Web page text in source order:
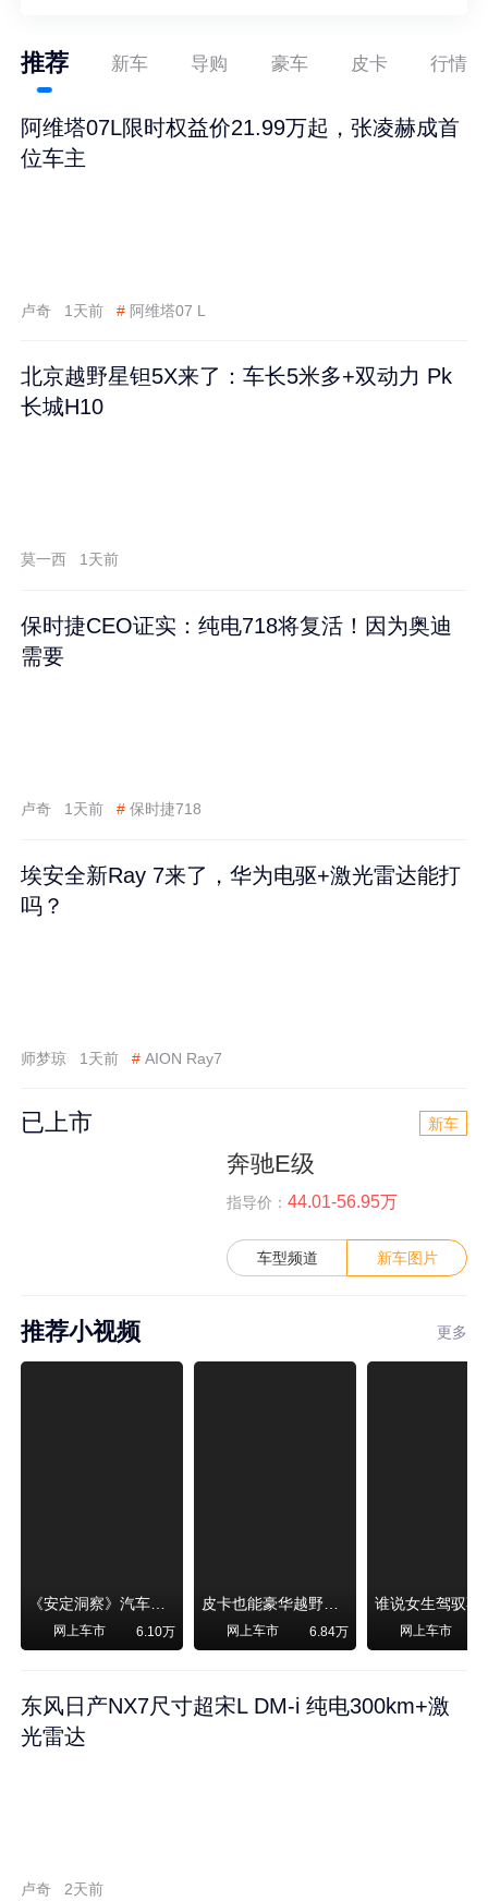
推荐 新车 导购 豪车 皮卡 行情
阿维塔07L限时权益价21.99万起，张凌赫成首
位车主
卢奇 1天前 # 阿维塔07 L
北京越野星钽5X来了：车长5米多+双动力 Pk
长城H10
莫一西 1天前
保时捷CEO证实：纯电718将复活！因为奥迪
需要
卢奇 1天前 # 保时捷718
埃安全新Ray 7来了，华为电驱+激光雷达能打
吗？
师梦琼 1天前 # AION Ray7
已上市 新车
奔驰E级
指导价： 44.01-56.95万
车型频道 新车图片
推荐小视频 更多
《安定洞察》汽车烧不烧油，和石油安全无关！
网上车市 6.10万
皮卡也能豪华越野！纵横F700上市，限时卖29.99万起
网上车市 6.84万 网上车市
东风日产NX7尺寸超宋L DM-i 纯电300km+激
光雷达
卢奇 2天前